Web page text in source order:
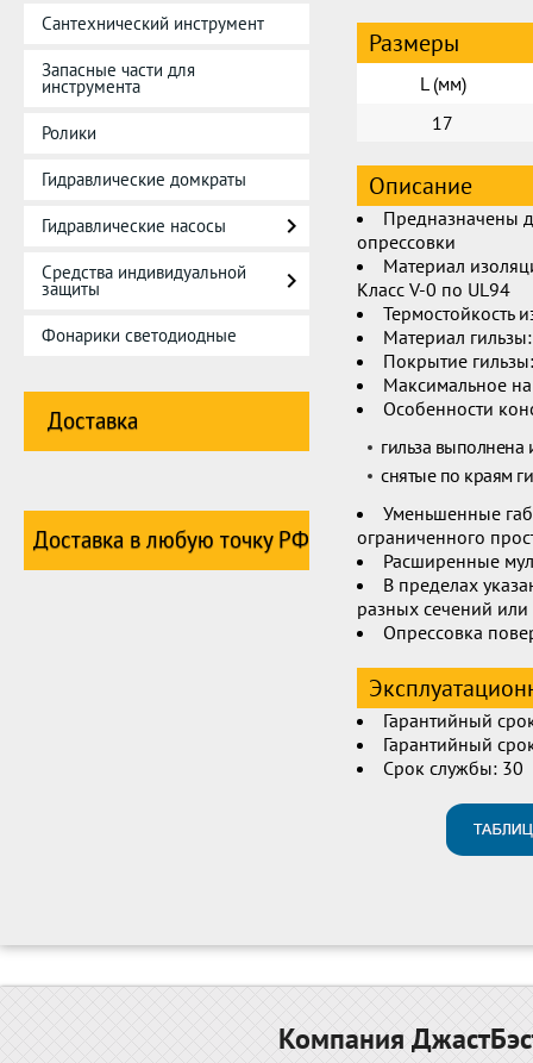
Сантехнический инструмент
Запасные части для
инструмента
Ролики
Гидравлические домкраты
Гидравлические насосы
Средства индивидуальной
защиты
Фонарики светодиодные
Доставка
Доставка в любую точку РФ
Размеры
L (мм)
17
Описание
Предназначены
опрессовки
Материал
Класс V-0 по UL94
Термостойкость
Материал
Покрытие
Максимальное
Особенности
гильза выполнена
снятые по краям
Уменьшенные
ограниченного
Расширенные
В пределах
разных сечений
Опрессовка
Гарантийный
Гарантийный
Срок службы: 30
Компания